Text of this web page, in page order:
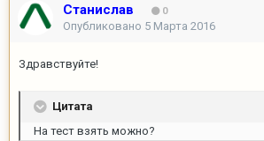
Станислав 0
Опубликовано 5 Марта 2016
Здравствуйте!
Цитата
На тест взять можно?